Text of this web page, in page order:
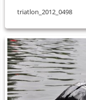
triatlon_2012_0498